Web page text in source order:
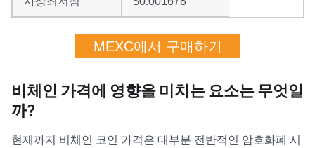
MEXC에서 구매하기
비체인 가격에 영향을 미치는 요소는 무엇일
까?
현재까지 비체인 코인 가격은 대부분 전반적인 암호화폐 시